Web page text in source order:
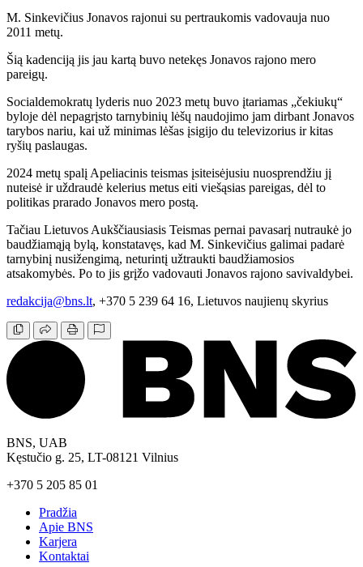
M. Sinkevičius Jonavos rajonui su pertraukomis vadovauja nuo
2011 metų.
Šią kadenciją jis jau kartą buvo netekęs Jonavos rajono mero
pareigų.
Socialdemokratų lyderis nuo 2023 metų buvo įtariamas „čekiukų“
byloje dėl nepagrįsto tarnybinių lėšų naudojimo jam dirbant Jonavos
tarybos nariu, kai už minimas lėšas įsigijo du televizorius ir kitas
ryšių paslaugas.
2024 metų spalį Apeliacinis teismas įsiteisėjusiu nuosprendžiu jį
nuteisė ir uždraudė kelerius metus eiti viešąsias pareigas, dėl to
politikas prarado Jonavos mero postą.
Tačiau Lietuvos Aukščiausiasis Teismas pernai pavasarį nutraukė jo
baudžiamąją bylą, konstatavęs, kad M. Sinkevičius galimai padarė
tarnybinį nusižengimą, neturintį užtraukti baudžiamosios
atsakomybės. Po to jis grįžo vadovauti Jonavos rajono savivaldybei.
redakcija@bns.lt, +370 5 239 64 16, Lietuvos naujienų skyrius
BNS, UAB
Kęstučio g. 25, LT-08121 Vilnius
+370 5 205 85 01
Pradžia
Apie BNS
Karjera
Kontaktai